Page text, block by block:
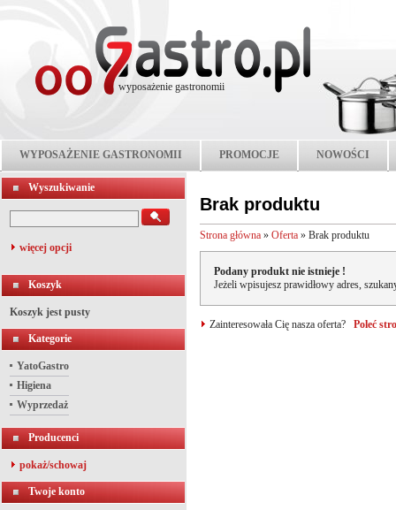
wyposażenie gastronomii
WYPOSAŻENIE GASTRONOMII PROMOCJE NOWOŚCI
Wyszukiwanie
więcej opcji
Koszyk
Koszyk jest pusty
Kategorie
YatoGastro
Higiena
Wyprzedaż
Producenci
pokaż/schowaj
Twoje konto
Brak produktu
Strona główna » Oferta » Brak produktu
Podany produkt nie istnieje !
Jeżeli wpisujesz prawidłowy adres,
Zainteresowała Cię nasza oferta? Poleć